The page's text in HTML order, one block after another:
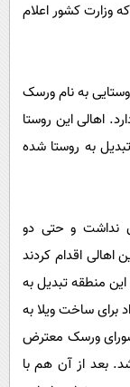
وزارت کشور اعلام
به نام ورسک
دارد. اهالی این روستا
از ‌سال ٩٠ این منطقه تبدیل به روستا شده
نداشت و حتی دو
اهالی اقدام کردند
منطقه تبدیل به
برای ساخت ویلا به
ورسک معترض
بعد از آن هم با